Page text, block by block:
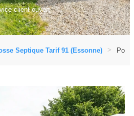
client ouvert
Septique Tarif 91 (Essonne)